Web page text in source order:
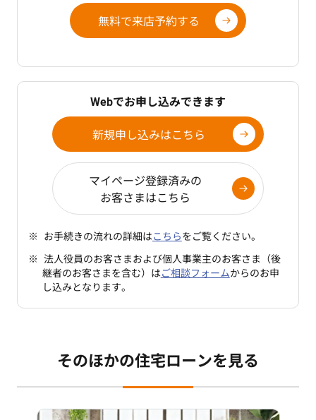
300万円以上3億円以下（1万円単位）
新築・中古の場合、住宅取得に係る所要資金の範囲内
お借り換えの場合、ご自宅の評価額+1,500万円以内と
いたします。
評価額は当行所定の評価といたします。
地銀協ライフサポート団体信用生命保険をご選択され
円までとなります。
ご返済期間
完済時点での築後経過年数や建築された耐震基準等に
より、ご返済期間の短縮が必要となる場合もございま
出産、育児でお仕事を休業する際、最大5年間の元金
期間は、「出産手当金・育児休業給付金の支給期間
無料で来店予約する
Webでお申し込みできます
新規申し込みはこちら
マイページ登録済みの
お客さまはこちら
お手続きの流れの詳細はこちらをご覧ください。
法人役員のお客さまおよび個人事業主のお客さま（後
継者のお客さまを含む）はご相談フォームからのお申
し込みとなります。
そのほかの住宅ローンを見る